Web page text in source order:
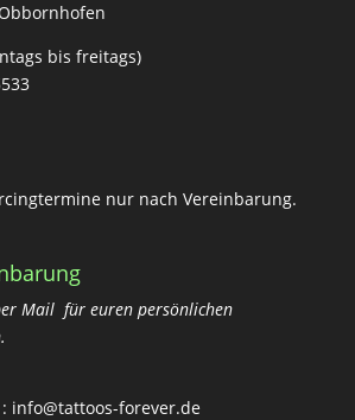
bis freitags)
nur nach Vereinbarung.
Mail für euren persönlichen
info@tattoos-forever.de